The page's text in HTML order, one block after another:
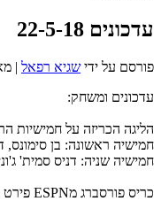
עדכונים 22-5-18
פורסם על ידי שגיא רפאל | מאי
עדכונים ומשחק:
הליגה הכריזה על חמישיות
חמישיה ראשונה: בן סימונס,
חמישיה שניה: דניס סמית'
כריס פורסברג מESPN פירט בטוויטר את הבחירות וציין שסימונס ומיצ'ל נבחרו לחמישיה הראשונה פה אחד. טייטום קיבל 99 קולות לחמישיה הראשונה, ואחד לחמישיה השניה. בראד סטיבנס בתגובה – מישהו עשה טעות.